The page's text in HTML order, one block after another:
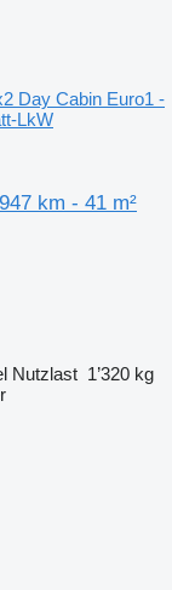
Day Cabin Euro1 -
LkW
km - 41 m²
Nutzlast 1’320 kg